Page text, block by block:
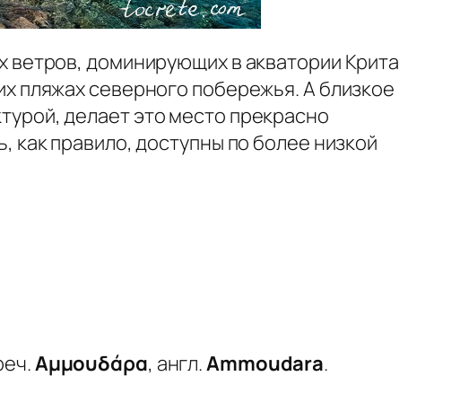
ветров, доминирующих в акватории Крита
пляжах северного побережья. А близкое
делает это место прекрасно
правило, доступны по более низкой
Αμμουδάρα, англ.Ammoudara.